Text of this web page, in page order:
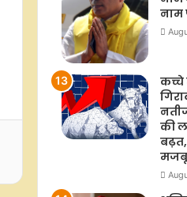
नाम
कच्चे
की